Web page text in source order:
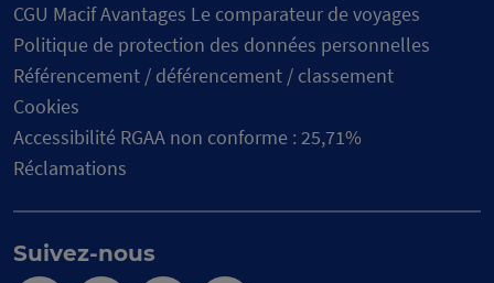
CGU Macif Avantages Le comparateur de voyages
Politique de protection des données personnelles
Référencement / déférencement / classement
Cookies
Accessibilité RGAA non conforme : 25,71%
Réclamations
Suivez-nous